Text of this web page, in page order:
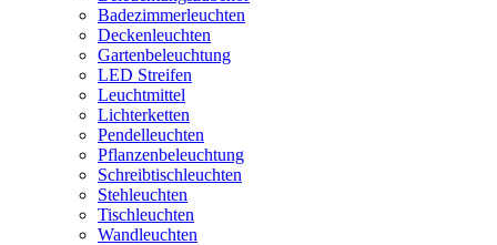
Badezimmerleuchten
Deckenleuchten
Gartenbeleuchtung
LED Streifen
Leuchtmittel
Lichterketten
Pendelleuchten
Pflanzenbeleuchtung
Schreibtischleuchten
Stehleuchten
Tischleuchten
Wandleuchten